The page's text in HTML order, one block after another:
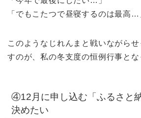
「でもこたつで昼寝するのは最高…
このようなじれんまと戦いながら
すのが、私の冬支度の恒例行事とな
④12月に申し込む「ふるさと
決めたい